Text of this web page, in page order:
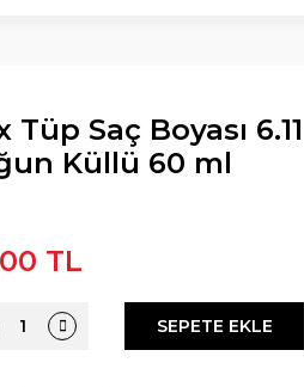
Tüp Saç Boyası
Küllü 60 ml
TL
SEPETE EKLE